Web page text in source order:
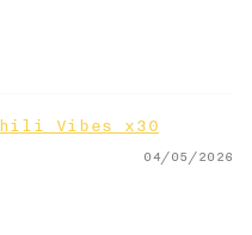
Vibes x30
04/05/2026